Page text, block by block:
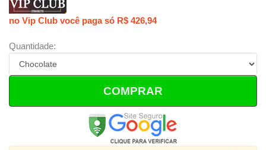
no Vip Club você paga só R$ 426,94
Quantidade:
COMPRAR